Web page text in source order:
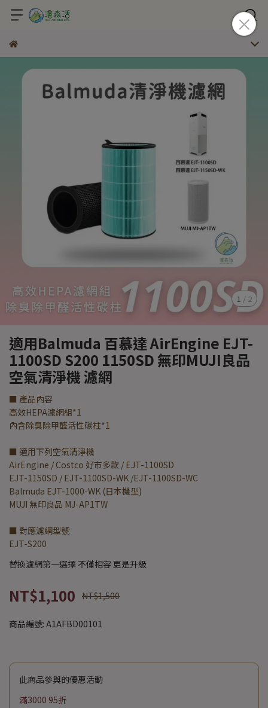
1 / 2
適用Balmuda 百慕達 AirEngine EJT-
1100SD S200 1150SD 無印MUJI良品
空氣清淨機 濾網
■ 產品內容
高效HEPA濾網組*1
內含除臭除甲醛活性碳柱*1
■ 適用下列空氣清淨機
AirEngine / Costco 好巿多款 / EJT-1100SD
EJT-1150SD / EJT-1100SD-WK /EJT-1100SD-WC
Balmuda EJT-1000-WK (日本機型)
MUJI 無印良品 MJ-AP1TW
■ 對應濾網型號
EJT-S200
替換濾網第一選擇 不僅相容 更是升級
NT$1,100 NT$1,500
商品編號: A1AFBD00101
此商品參與的優惠活動
滿3000 95折